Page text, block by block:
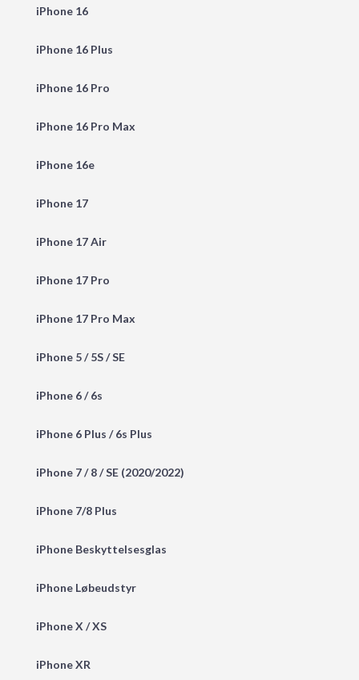
iPhone 16
iPhone 16 Plus
iPhone 16 Pro
iPhone 16 Pro Max
iPhone 16e
iPhone 17
iPhone 17 Air
iPhone 17 Pro
iPhone 17 Pro Max
iPhone 5 / 5S / SE
iPhone 6 / 6s
iPhone 6 Plus / 6s Plus
iPhone 7 / 8 / SE (2020/2022)
iPhone 7/8 Plus
iPhone Beskyttelsesglas
iPhone Løbeudstyr
iPhone X / XS
iPhone XR